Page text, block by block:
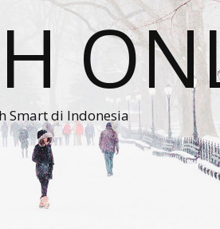
Smart di Indonesia